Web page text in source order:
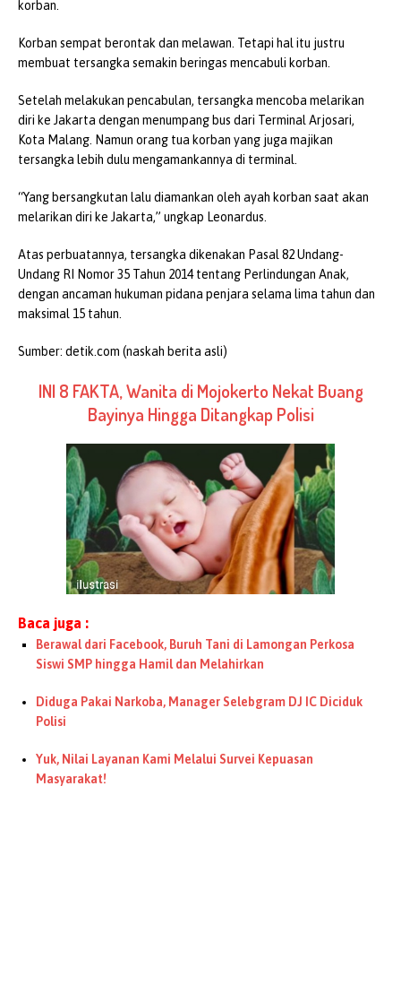
korban.
Korban sempat berontak dan melawan. Tetapi hal itu justru
membuat tersangka semakin beringas mencabuli korban.
Setelah melakukan pencabulan, tersangka mencoba melarikan
diri ke Jakarta dengan menumpang bus dari Terminal Arjosari,
Kota Malang. Namun orang tua korban yang juga majikan
tersangka lebih dulu mengamankannya di terminal.
“Yang bersangkutan lalu diamankan oleh ayah korban saat akan
melarikan diri ke Jakarta,” ungkap Leonardus.
Atas perbuatannya, tersangka dikenakan Pasal 82 Undang-
Undang RI Nomor 35 Tahun 2014 tentang Perlindungan Anak,
dengan ancaman hukuman pidana penjara selama lima tahun dan
maksimal 15 tahun.
Sumber: detik.com (naskah berita asli)
INI 8 FAKTA, Wanita di Mojokerto Nekat Buang
Bayinya Hingga Ditangkap Polisi
Baca juga :
Berawal dari Facebook, Buruh Tani di Lamongan Perkosa
Siswi SMP hingga Hamil dan Melahirkan
Diduga Pakai Narkoba, Manager Selebgram DJ IC Diciduk
Polisi
Yuk, Nilai Layanan Kami Melalui Survei Kepuasan
Masyarakat!